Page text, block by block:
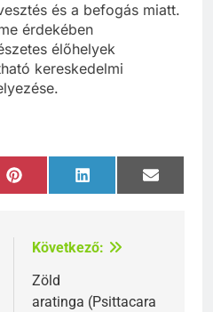
és a befogás miatt.
érdekében
élőhelyek
kereskedelmi
Share
on
Pinterest Share
on
LinkedIn
Share
on
Email
Következő:
Zöld
aratinga (Psittacara